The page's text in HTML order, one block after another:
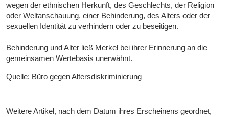
wegen der ethnischen Herkunft, des Geschlechts, der Religion
oder Weltanschauung, einer Behinderung, des Alters oder der
sexuellen Identität zu verhindern oder zu beseitigen.
Behinderung und Alter ließ Merkel bei ihrer Erinnerung an die
gemeinsamen Wertebasis unerwähnt.
Quelle: Büro gegen Altersdiskriminierung
Weitere Artikel, nach dem Datum ihres Erscheinens geordnet,